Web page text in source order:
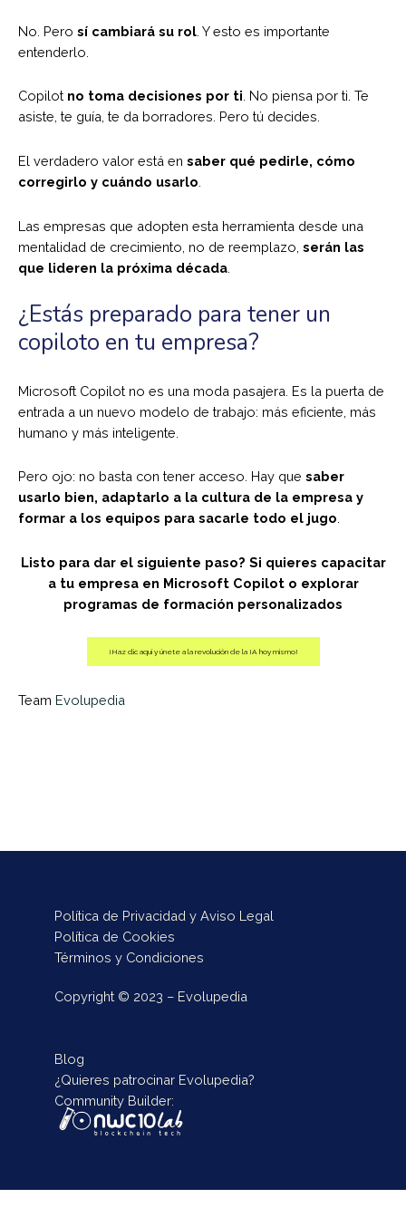
No. Pero sí cambiará su rol . Y esto es importante
entenderlo.
Copilot no toma decisiones por ti. No piensa por ti. Te
asiste, te guía, te da borradores. Pero tú decides.
El verdadero valor está en saber qué pedirle, cómo
corregirlo y cuándo usarlo
Las empresas que adopten esta herramienta desde una
mentalidad de crecimiento, no de reemplazo, serán las
que lideren la próxima década
¿Estás preparado para tener un
copiloto en tu empresa?
Microsoft Copilot no es una moda pasajera. Es la puerta de
entrada a un nuevo modelo de trabajo: más eficiente, más
humano y más inteligente.
Pero ojo: no basta con tener acceso. Hay que saber
usarlo bien, adaptarlo a la cultura de la empresa y
formar a los equipos para sacarle todo el jugo
Listo para dar el siguiente paso? Si quieres capacitar
a tu empresa en Microsoft Copilot o explorar
programas de formación personalizados
¡Haz clic aquí y únete a la revolución de la IA hoy mismo!
Team Evolupedia
Política de Privacidad y Aviso Legal
Política de Cookies
Términos y Condiciones
Copyright © 2023 – Evolupedia
Blog
¿Quieres patrocinar Evolupedia?
Community Builder: